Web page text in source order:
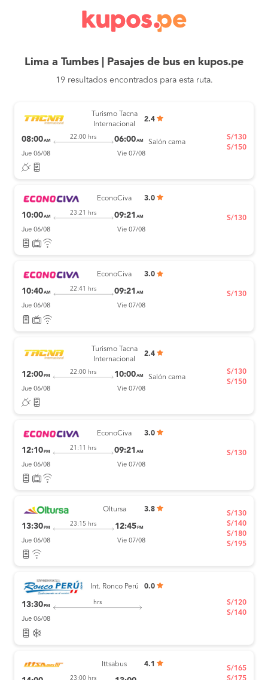
Lima a Tumbes | Pasajes de bus en kupos.pe
19 resultados encontrados para esta ruta.
Turismo Tacna
Internacional
2.4
08:00AM
22:00 hrs 06:00AM
Jue 06/08 Vie 07/08
Salón cama
S/130
S/150
EconoCiva 3.0
10:00AM
23:21 hrs 09:21 AM
Jue 06/08 Vie 07/08
S/130
EconoCiva 3.0
10:40AM
22:41 hrs 09:21 AM
Jue 06/08 Vie 07/08
S/130
Turismo Tacna
Internacional
2.4
12:00 PM
22:00 hrs 10:00AM
Jue 06/08 Vie 07/08
Salón cama
S/130
S/150
EconoCiva 3.0
12:10 PM
21:11 hrs 09:21 AM
Jue 06/08 Vie 07/08
S/130
Oltursa 3.8
13:30 PM
23:15 hrs 12:45 PM
Jue 06/08 Vie 07/08
S/130
S/140
S/180
S/195
Int. Ronco Perú 0.0
13:30 PM
hrs
Jue 06/08
S/120
S/140
Ittsabus 4.1
23:00 hrs
S/165